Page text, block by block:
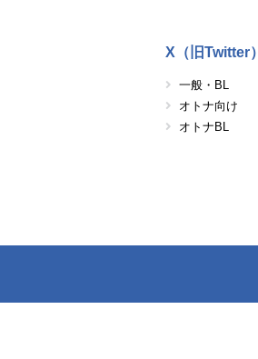
X（旧Twitter）
一般・BL
オトナ向け
オトナBL